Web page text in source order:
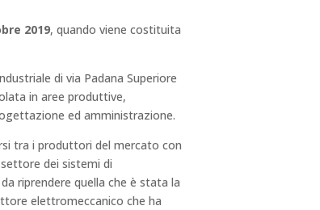
2019, quando viene costituita
di via Padana Superiore
in aree produttive,
ed amministrazione.
tra i produttori del mercato con
dei sistemi di
riprendere quella che è stata la
elettromeccanico che ha